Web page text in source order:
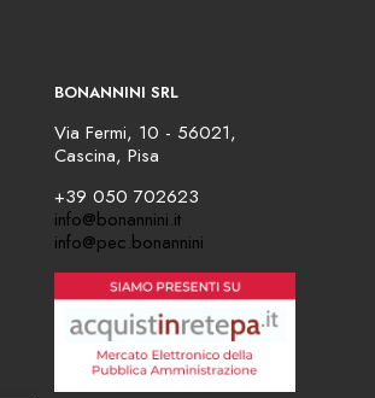
BONANNINI SRL
Via Fermi, 10 - 56021,
Cascina, Pisa
+39 050 702623
info@bonannini.it
info@pec.bonannini